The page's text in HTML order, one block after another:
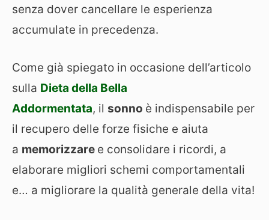
senza dover cancellare le esperienza
accumulate in precedenza.
Come già spiegato in occasione dell’articolo
sulla Dieta della Bella
Addormentata, il sonno è indispensabile per
il recupero delle forze fisiche e aiuta
a memorizzare e consolidare i ricordi, a
elaborare migliori schemi comportamentali
e… a migliorare la qualità generale della vita!